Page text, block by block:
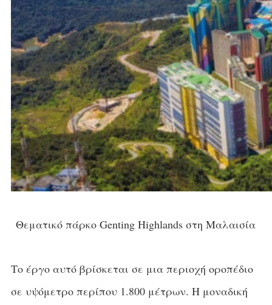
Θεματικό πάρκο Genting Highlands στη Μαλαισία
Το έργο αυτό βρίσκεται σε μια περιοχή οροπέδιο
σε υψόμετρο περίπου 1.800 μέτρων. Η μοναδική